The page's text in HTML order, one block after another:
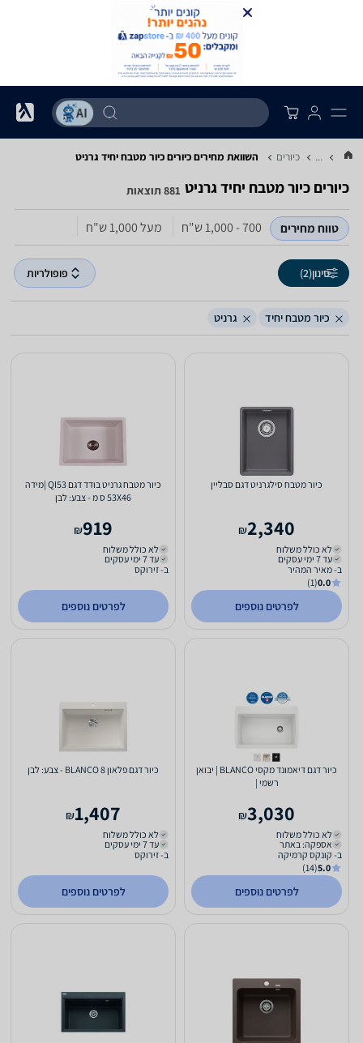
... כיורים השוואת מחירים כיורים ‏כיור מטבח יחיד ‏גרניט
כיורים ‏כיור מטבח יחיד ‏גרניט 881 תוצאות
טווח מחירים 700 - 1,000‏ ש"ח מעל 1,000‏ ש"ח
סינון(2) פופולריות
כיור מטבח יחיד גרניט
כיור מטבח סילגרניט דגם סבליין
2,340
₪
לא כולל משלוח
עד 7 ימי עסקים
ב- מאיר המהיר
0.0
(1)
לפרטים נוספים
כיור מטבח גרניט בודד דגם QI53 |מידה
53X46 ס מ - צבע: לבן
919
₪
לא כולל משלוח
עד 7 ימי עסקים
ב- זירוקס
לפרטים נוספים
כיור דגם דיאמונד מקסי BLANCO | יבואן
רשמי |
3,030
₪
לא כולל משלוח
אספקה: באתר
ב- קונקס קרמיקה
5.0
(14)
לפרטים נוספים
כיור דגם פלאון 8 BLANCO - צבע: לבן
1,407
₪
לא כולל משלוח
עד 7 ימי עסקים
ב- זירוקס
לפרטים נוספים